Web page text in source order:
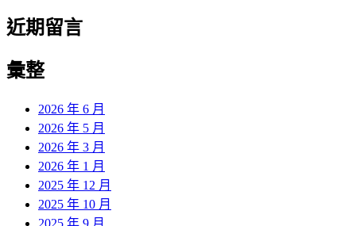
近期留言
彙整
2026 年 6 月
2026 年 5 月
2026 年 3 月
2026 年 1 月
2025 年 12 月
2025 年 10 月